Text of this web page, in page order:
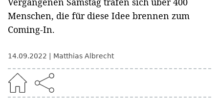
Menschen, die für diese Idee brennen zum
Coming-In.
14.09.2022 Matthias Albrecht